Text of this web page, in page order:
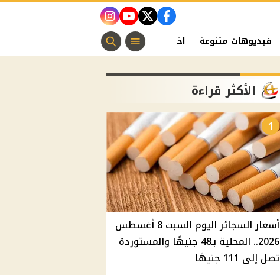
facebook
twitter
youtube
instagram
فيديوهات متنوعة اخبار الفن منوعات مسيحية
الأكثر قراءة
1
أسعار السجائر اليوم السبت 8 أغسطس
2026.. المحلية بـ48 جنيهًا والمستوردة
تصل إلى 111 جنيهًا